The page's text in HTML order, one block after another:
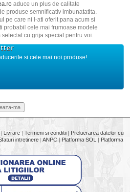
aduce un plus de calitate
produse semnificativ imbunatatita.
pe care ni l-ati oferit pana acum si
probabil cele mai frumoase modele
cu grija special pentru voi.
si cele mai noi produse!
| Livrare | Termeni si conditii | Prelucrarea datelor cu
intretinere | ANPC | Platforma SOL | Platforma